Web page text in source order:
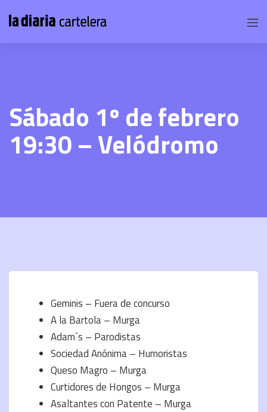
Sábado 1º de febrero
19:30 – Velódromo
Geminis – Fuera de concurso
A la Bartola – Murga
Adam´s – Parodistas
Sociedad Anónima – Humoristas
Queso Magro – Murga
Curtidores de Hongos – Murga
Asaltantes con Patente – Murga